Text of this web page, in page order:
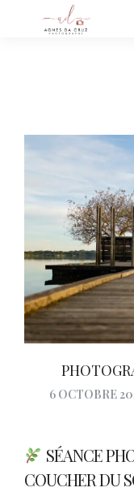
6 OCTOBRE
SÉANCE
COUCHER DU